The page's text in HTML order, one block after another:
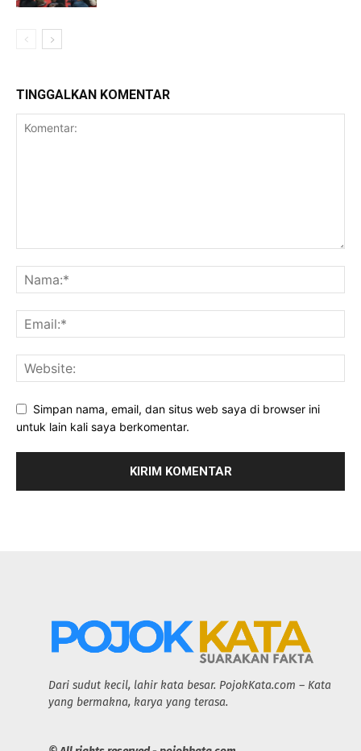
TINGGALKAN KOMENTAR
Simpan nama, email, dan situs web saya di browser ini
untuk lain kali saya berkomentar.
Dari sudut kecil, lahir kata besar. PojokKata.com – Kata
yang bermakna, karya yang terasa.